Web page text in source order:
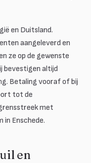
en Duitsland.
aangeleverd en
ze op de gewenste
bevestigen altijd
Betaling vooraf of bij
tot de
met
in Enschede.
en